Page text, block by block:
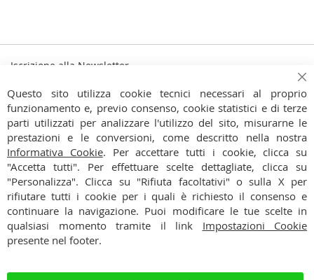
Iscrizione alla Newsletter
alla
nostra
Newsletter:
Iscriviti
Ho preso visione dell'Informativa Privacy
CONTATTI
CONDIZIONI
PAGAMENTI
PRIVACY
Questo sito utilizza cookie tecnici necessari al proprio
funzionamento e, previo consenso, cookie statistici e di terze
parti utilizzati per analizzare l'utilizzo del sito, misurarne le
prestazioni e le conversioni, come descritto nella nostra
Informativa Cookie. Per accettare tutti i cookie, clicca su
"Accetta tutti". Per effettuare scelte dettagliate, clicca su
"Personalizza". Clicca su "Rifiuta facoltativi" o sulla X per
rifiutare tutti i cookie per i quali è richiesto il consenso e
continuare la navigazione. Puoi modificare le tue scelte in
qualsiasi momento tramite il link Impostazioni Cookie
presente nel footer.